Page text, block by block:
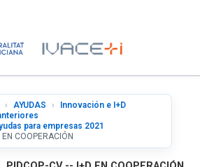
AYUDAS
Innovación e I+D
para empresas 2021
EN COOPERACIÓN